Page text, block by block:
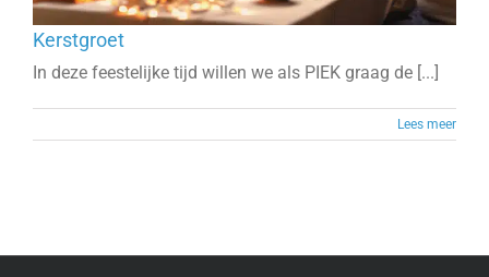
Kerstgroet
In deze feestelijke tijd willen we als PIEK graag de [...]
Lees meer